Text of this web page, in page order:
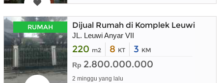
RUMAH Dijual Rumah di Komplek Leuwi
JL. Leuwi Anyar VII
220 m2 8 KT 3 KM
Rp 2.800.000.000
2 minggu yang lalu